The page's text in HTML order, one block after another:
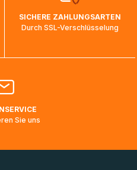
Zustellorganisation weiter
falls Ihr Paket
Europa mehrere Tage
SICHERE ZAHLUNGSARTEN
Durch SSL-Verschlüsselung
Sie uns